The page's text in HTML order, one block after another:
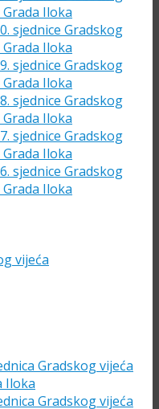
Iloka
sjednice Gradskog
Iloka
sjednice Gradskog
Iloka
sjednice Gradskog
Iloka
sjednice Gradskog
Iloka
sjednice Gradskog
Iloka
vijeća
Gradskog vijeća
Iloka
Gradskog vijeća